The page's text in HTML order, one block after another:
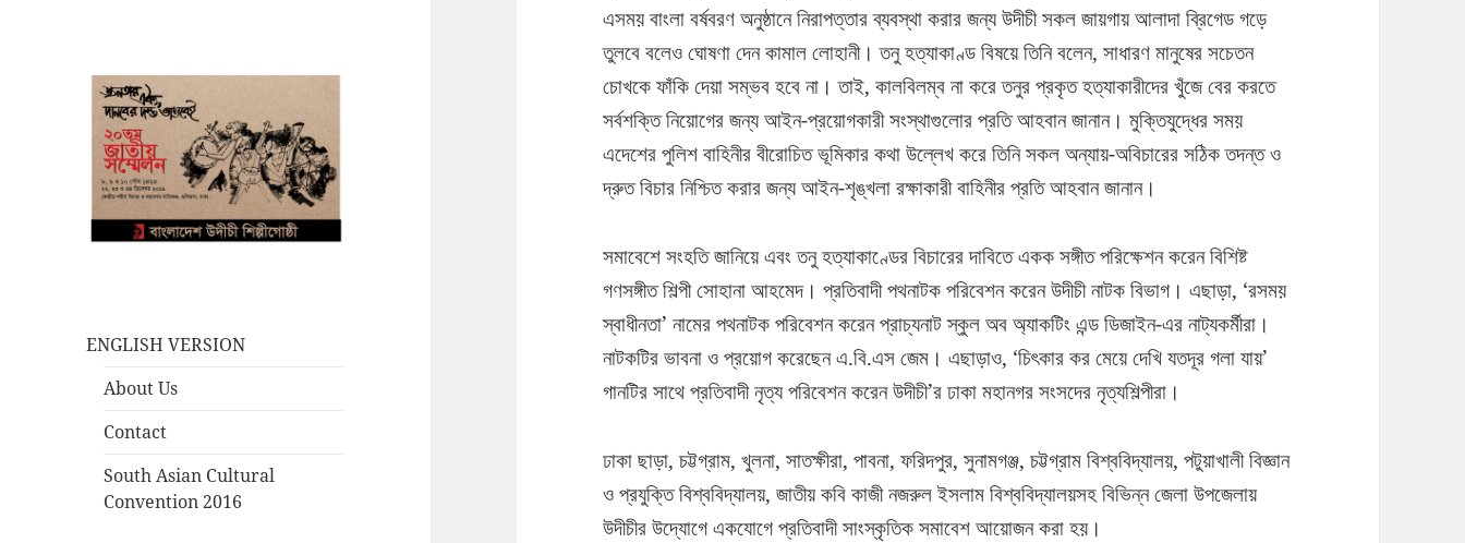
ENGLISH VERSION
About Us
Contact
South Asian Cultural
Convention 2016
এসময় বাংলা বর্ষবরণ অনুষ্ঠানে নিরাপত্তার ব্যবস্থা করার জন্য উদীচী সকল জায়গায় আলাদা ব্রিগেড গড়ে
তুলবে বলেও ঘোষণা দেন কামাল লোহানী। তনু হত্যাকাণ্ড বিষয়ে তিনি বলেন, সাধারণ মানুষের সচেতন
চোখকে ফাঁকি দেয়া সম্ভব হবে না। তাই, কালবিলম্ব না করে তনুর প্রকৃত হত্যাকারীদের খুঁজে বের করতে
সর্বশক্তি নিয়োগের জন্য আইন-প্রয়োগকারী সংস্থাগুলোর প্রতি আহবান জানান। মুক্তিযুদ্ধের সময়
এদেশের পুলিশ বাহিনীর বীরোচিত ভূমিকার কথা উল্লেখ করে তিনি সকল অন্যায়-অবিচারের সঠিক তদন্ত ও
দ্রুত বিচার নিশ্চিত করার জন্য আইন-শৃঙ্খলা রক্ষাকারী বাহিনীর প্রতি আহবান জানান।
সমাবেশে সংহতি জানিয়ে এবং তনু হত্যাকাণ্ডের বিচারের দাবিতে একক সঙ্গীত পরিক্ষেশন করেন বিশিষ্ট
গণসঙ্গীত শিল্পী সোহানা আহমেদ। প্রতিবাদী পথনাটক পরিবেশন করেন উদীচী নাটক বিভাগ। এছাড়া, ‘রসময়
স্বাধীনতা’ নামের পথনাটক পরিবেশন করেন প্রাচ্যনাট স্কুল অব অ্যাকটিং এন্ড ডিজাইন-এর নাট্যকর্মীরা।
নাটকটির ভাবনা ও প্রয়োগ করেছেন এ.বি.এস জেম। এছাড়াও, ‘চিৎকার কর মেয়ে দেখি যতদূর গলা যায়’
গানটির সাথে প্রতিবাদী নৃত্য পরিবেশন করেন উদীচী’র ঢাকা মহানগর সংসদের নৃত্যশিল্পীরা।
ঢাকা ছাড়া, চট্টগ্রাম, খুলনা, সাতক্ষীরা, পাবনা, ফরিদপুর, সুনামগঞ্জ, চট্টগ্রাম বিশ্ববিদ্যালয়, পটুয়াখালী বিজ্ঞান
ও প্রযুক্তি বিশ্ববিদ্যালয়, জাতীয় কবি কাজী নজরুল ইসলাম বিশ্ববিদ্যালয়সহ বিভিন্ন জেলা উপজেলায়
উদীচীর উদ্যোগে একযোগে প্রতিবাদী সাংস্কৃতিক সমাবেশ আয়োজন করা হয়।